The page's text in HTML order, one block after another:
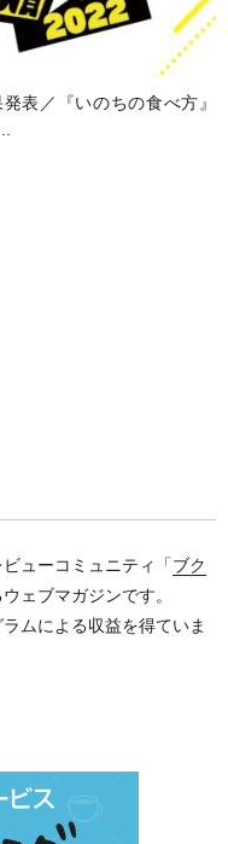
表／『いのちの食べ方』
ューコミュニティ「ブク
ェブマガジンです。
ムによる収益を得ていま